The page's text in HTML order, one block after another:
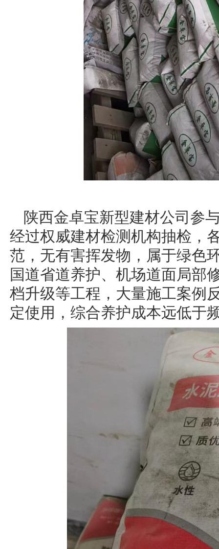
陕西金卓宝新型建材公司参
经过权威建材检测机构抽检，
范，无有害挥发物，属于绿色
国道省道养护、机场道面局部
档升级等工程，大量施工案例
定使用，综合养护成本远低于